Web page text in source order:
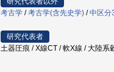
考古学 /考古学(含先史学) /中区分
研究代表者
土器圧痕 / X線CT / 軟X線 / 大陸系